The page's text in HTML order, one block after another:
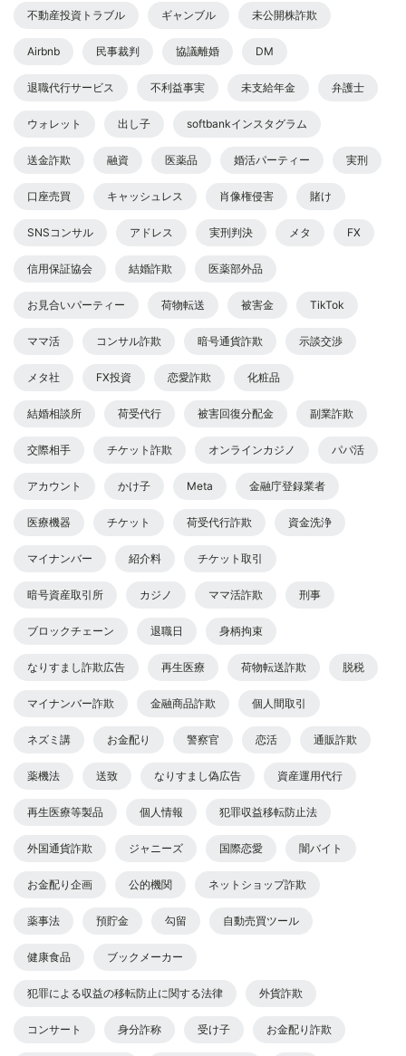
不動産投資トラブル ギャンブル 未公開株詐欺
Airbnb 民事裁判 協議離婚 DM
退職代行サービス 不利益事実 未支給年金 弁護士
ウォレット 出し子 softbankインスタグラム
送金詐欺 融資 医薬品 婚活パーティー 実刑
口座売買 キャッシュレス 肖像権侵害 賭け
SNSコンサル アドレス 実刑判決 メタ FX
信用保証協会 結婚詐欺 医薬部外品
お見合いパーティー 荷物転送 被害金 TikTok
ママ活 コンサル詐欺 暗号通貨詐欺 示談交渉
メタ社 FX投資 恋愛詐欺 化粧品
結婚相談所 荷受代行 被害回復分配金 副業詐欺
交際相手 チケット詐欺 オンラインカジノ パパ活
アカウント かけ子 Meta 金融庁登録業者
医療機器 チケット 荷受代行詐欺 資金洗浄
マイナンバー 紹介料 チケット取引
暗号資産取引所 カジノ ママ活詐欺 刑事
ブロックチェーン 退職日 身柄拘束
なりすまし詐欺広告 再生医療 荷物転送詐欺 脱税
マイナンバー詐欺 金融商品詐欺 個人間取引
ネズミ講 お金配り 警察官 恋活 通販詐欺
薬機法 送致 なりすまし偽広告 資産運用代行
再生医療等製品 個人情報 犯罪収益移転防止法
外国通貨詐欺 ジャニーズ 国際恋愛 闇バイト
お金配り企画 公的機関 ネットショップ詐欺
薬事法 預貯金 勾留 自動売買ツール
健康食品 ブックメーカー
犯罪による収益の移転防止に関する法律 外貨詐欺
コンサート 身分詐称 受け子 お金配り詐欺